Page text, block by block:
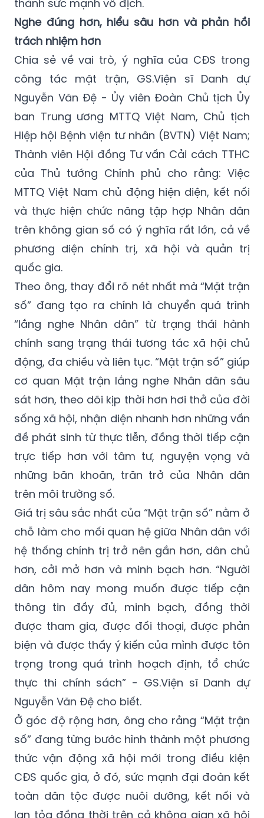
thành sức mạnh vô địch.
Nghe đúng hơn, hiểu sâu hơn và phản hồi
trách nhiệm hơn
Chia sẻ về vai trò, ý nghĩa của CĐS trong
công tác mặt trận, GS.Viện sĩ Danh dự
Nguyễn Văn Đệ - Ủy viên Đoàn Chủ tịch Ủy
ban Trung ương MTTQ Việt Nam, Chủ tịch
Hiệp hội Bệnh viện tư nhân (BVTN) Việt Nam;
Thành viên Hội đồng Tư vấn Cải cách TTHC
của Thủ tướng Chính phủ cho rằng: Việc
MTTQ Việt Nam chủ động hiện diện, kết nối
và thực hiện chức năng tập hợp Nhân dân
trên không gian số có ý nghĩa rất lớn, cả về
phương diện chính trị, xã hội và quản trị
quốc gia.
Theo ông, thay đổi rõ nét nhất mà “Mặt trận
số” đang tạo ra chính là chuyển quá trình
“lắng nghe Nhân dân” từ trạng thái hành
chính sang trạng thái tương tác xã hội chủ
động, đa chiều và liên tục. “Mặt trận số” giúp
cơ quan Mặt trận lắng nghe Nhân dân sâu
sát hơn, theo dõi kịp thời hơn hơi thở của đời
sống xã hội, nhận diện nhanh hơn những vấn
đề phát sinh từ thực tiễn, đồng thời tiếp cận
trực tiếp hơn với tâm tư, nguyện vọng và
những băn khoăn, trăn trở của Nhân dân
trên môi trường số.
Giá trị sâu sắc nhất của “Mặt trận số” nằm ở
chỗ làm cho mối quan hệ giữa Nhân dân với
hệ thống chính trị trở nên gần hơn, dân chủ
hơn, cởi mở hơn và minh bạch hơn. “Người
dân hôm nay mong muốn được tiếp cận
thông tin đầy đủ, minh bạch, đồng thời
được tham gia, được đối thoại, được phản
biện và được thấy ý kiến của mình được tôn
trọng trong quá trình hoạch định, tổ chức
thực thi chính sách” - GS.Viện sĩ Danh dự
Nguyễn Văn Đệ cho biết.
Ở góc độ rộng hơn, ông cho rằng “Mặt trận
số” đang từng bước hình thành một phương
thức vận động xã hội mới trong điều kiện
CĐS quốc gia, ở đó, sức mạnh đại đoàn kết
toàn dân tộc được nuôi dưỡng, kết nối và
lan tỏa đồng thời trên cả không gian xã hội